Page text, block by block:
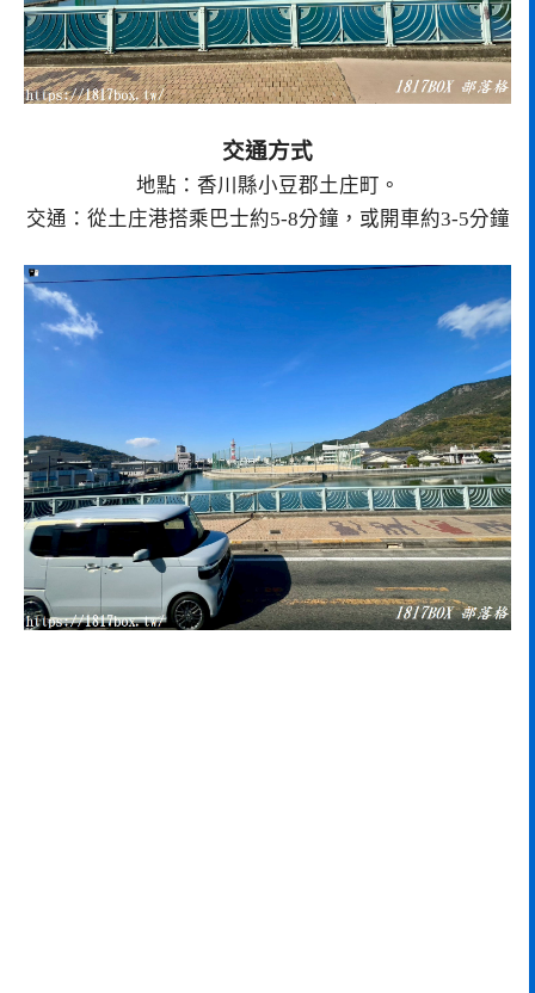
交通方式
地點：香川縣小豆郡土庄町。
交通：從土庄港搭乘巴士約5-8分鐘，或開車約3-5分鐘